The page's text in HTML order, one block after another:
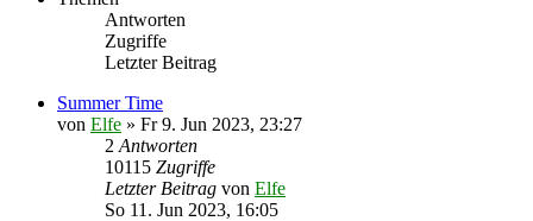
Antworten
Zugriffe
Letzter Beitrag
Summer Time
von Elfe » Fr 9. Jun 2023, 23:27
2 Antworten
10115 Zugriffe
Letzter Beitrag von Elfe
So 11. Jun 2023, 16:05